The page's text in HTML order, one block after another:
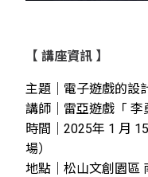
【 講座資訊 】
主題｜電子遊戲的設
講師｜雷亞遊戲「 李
時間｜2025年 1 月
場）
地點｜松山文創園區